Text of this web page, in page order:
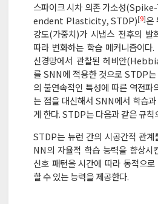
스파이크 시차 의존 가소성
endent Plasticity, STDP)[9]은
강도(가중치)가 시냅스 전후의 발
따라 변화하는 학습 메커니즘이다.
신경망에서 관찰된 헤비안
를 SNN에 적용한 것으로 STDP는
의 불연속적인 특성에 따른 역전파
는 점을 대신해서 SNN에서 학습
게 한다. STDP는 다음과 같은 규칙
STDP는 뉴런 간의 시공간적 관계
NN의 자율적 학습 능력을 향상시
신호 패턴을 시간에 따라 동적으
할 수 있는 능력을 제공한다.